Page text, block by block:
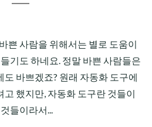
쁜 사람을 위해서는 별로 도움이
기도 하네요. 정말 바쁜 사람들은
바쁘겠죠? 원래 자동화 도구에
했지만, 자동화 도구란 것들이
들이라서...